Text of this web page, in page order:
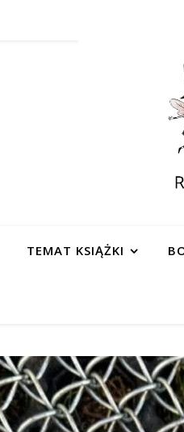
TEMAT KSIĄŻKI